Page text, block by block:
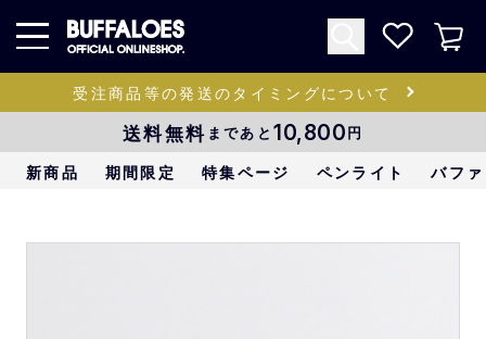
受注商品等の発送のタイミングについて
送料無料 まであと 10,800円
新商品 期間限定 特集ページ ペンライト バフ